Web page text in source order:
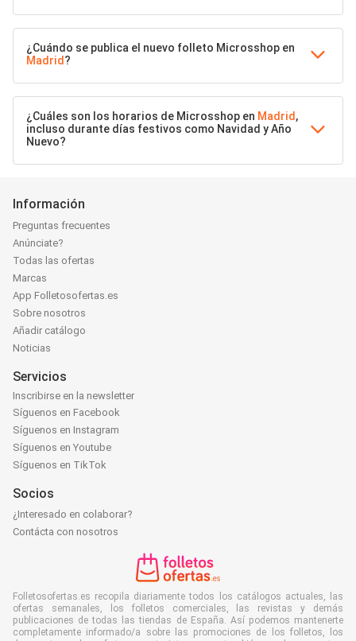
¿Cuándo se publica el nuevo folleto Microsshop en
Madrid ?
¿Cuáles son los horarios de Microsshop en Madrid ,
incluso durante días festivos como Navidad y Año
Nuevo?
Información
Preguntas frecuentes
Anúnciate?
Todas las ofertas
Marcas
App Folletosofertas.es
Sobre nosotros
Añadir catálogo
Noticias
Servicios
Inscribirse en la newsletter
Síguenos en Facebook
Síguenos en Instagram
Síguenos en Youtube
Síguenos en TikTok
Socios
¿Interesado en colaborar?
Contácta con nosotros
Folletosofertas.es recopila diariamente todos los catálogos actuales, las
ofertas semanales, los folletos comerciales, las revistas y demás
publicaciones de todas las tiendas de España. Así podemos mantenerte
completamente informado/a sobre las promociones de los folletos, los